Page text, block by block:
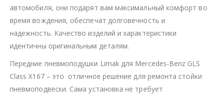
автомобиля, они подарят вам максимальный комфорт во
время вождения, обеспечат долговечность и
надежность. Качество изделий и характеристики
идентичны оригинальным деталям.
Передние пневмоподушки Limak для Mercedes-Benz GLS
Class X167 – это отличное решение для ремонта стойки
пневмоподвески. Сама установка не требует